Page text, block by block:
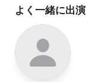
よく一緒に出演